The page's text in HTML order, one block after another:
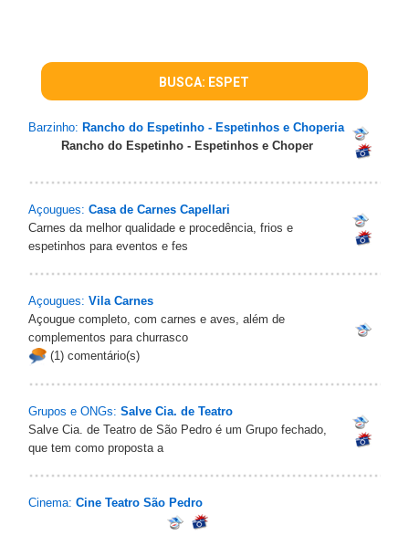
BUSCA: ESPET
Barzinho: Rancho do Espetinho - Espetinhos e Choperia
Rancho do Espetinho - Espetinhos e Choper
Açougues: Casa de Carnes Capellari
Carnes da melhor qualidade e procedência, frios e
espetinhos para eventos e fes
Açougues: Vila Carnes
Açougue completo, com carnes e aves, além de
complementos para churrasco
(1) comentário(s)
Grupos e ONGs: Salve Cia. de Teatro
Salve Cia. de Teatro de São Pedro é um Grupo fechado,
que tem como proposta a
Cinema: Cine Teatro São Pedro